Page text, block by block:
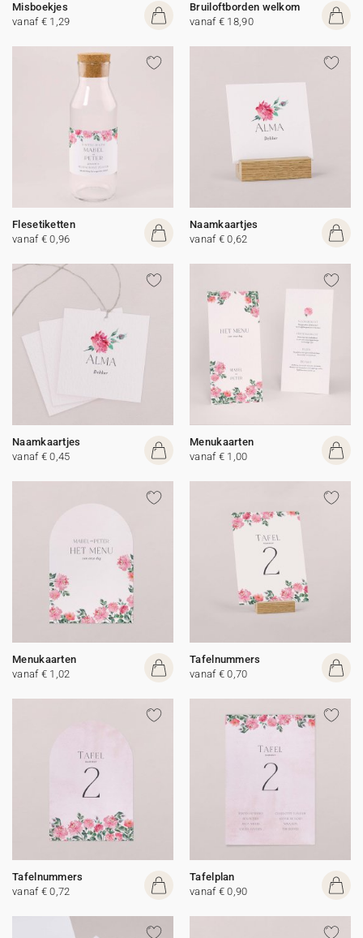
Misboekjes
vanaf € 1,29
Bruiloftborden welkom
vanaf € 18,90
Flesetiketten
vanaf € 0,96
Naamkaartjes
vanaf € 0,62
Naamkaartjes
vanaf € 0,45
Menukaarten
vanaf € 1,00
Menukaarten
vanaf € 1,02
Tafelnummers
vanaf € 0,70
Tafelnummers
vanaf € 0,72
Tafelplan
vanaf € 0,90